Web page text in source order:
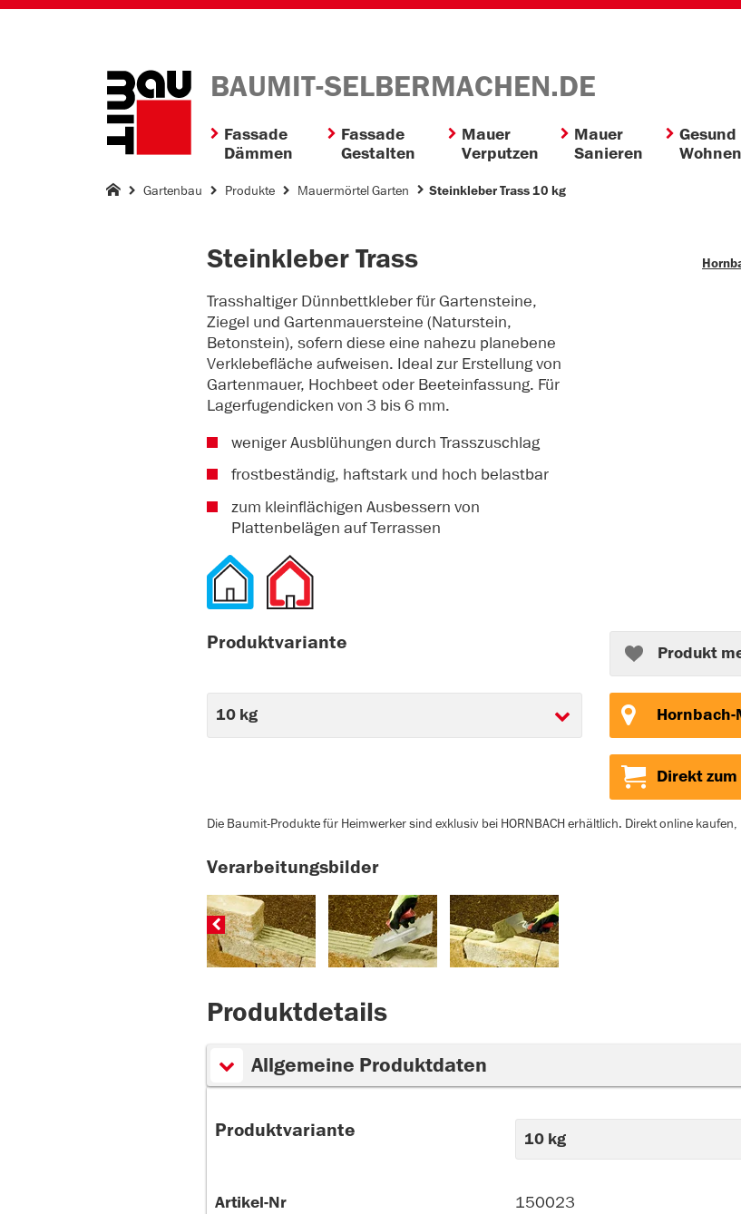
BAUMIT-SELBERMACHEN.DE
Fassade
Dämmen
Fassade
Gestalten
Mauer
Verputzen
Mauer
Sanieren
Gesund
Wohnen
Gartenbau Produkte Mauermörtel Garten Steinkleber Trass 10 kg
Steinkleber Trass
Trasshaltiger Dünnbettkleber für Gartensteine,
Ziegel und Gartenmauersteine (Naturstein,
Betonstein), sofern diese eine nahezu planebene
Verklebefläche aufweisen. Ideal zur Erstellung von
Gartenmauer, Hochbeet oder Beeteinfassung. Für
Lagerfugendicken von 3 bis 6 mm.
weniger Ausblühungen durch Trasszuschlag
frostbeständig, haftstark und hoch belastbar
zum kleinflächigen Ausbessern von
Plattenbelägen auf Terrassen
Produktvariante Produkt
Direkt
Die Baumit-Produkte für Heimwerker sind exklusiv bei HORNBACH erhältlich. Direkt online
Verarbeitungsbilder
Produktdetails
Allgemeine Produktdaten
Produktvariante
Artikel-Nr 150023